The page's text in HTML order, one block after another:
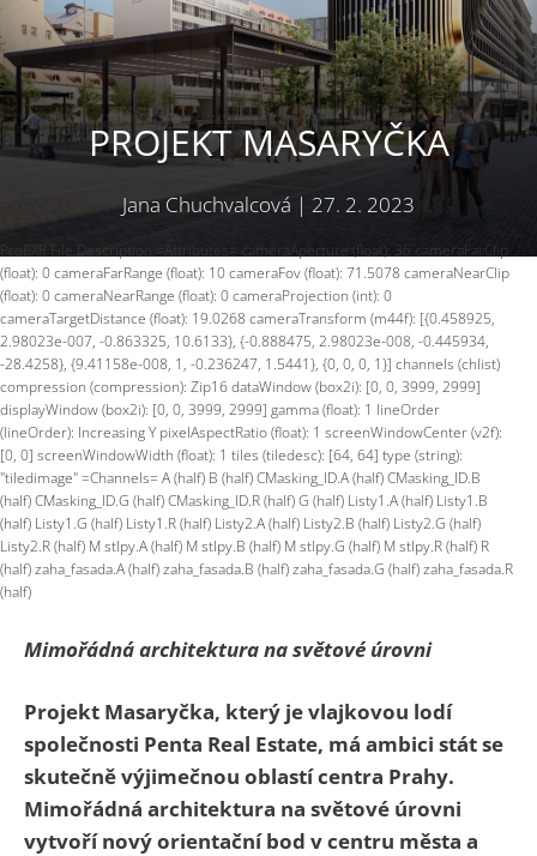
PROJEKT MASARYČKA
Jana Chuchvalcová | 27. 2. 2023
ProEXR File Description =Attributes= cameraAperture (float): 36 cameraFarClip
(float): 0 cameraFarRange (float): 10 cameraFov (float): 71.5078 cameraNearClip
(float): 0 cameraNearRange (float): 0 cameraProjection (int): 0
cameraTargetDistance (float): 19.0268 cameraTransform (m44f): [{0.458925,
2.98023e-007, -0.863325, 10.6133}, {-0.888475, 2.98023e-008, -0.445934,
-28.4258}, {9.41158e-008, 1, -0.236247, 1.5441}, {0, 0, 0, 1}] channels (chlist)
compression (compression): Zip16 dataWindow (box2i): [0, 0, 3999, 2999]
displayWindow (box2i): [0, 0, 3999, 2999] gamma (float): 1 lineOrder
(lineOrder): Increasing Y pixelAspectRatio (float): 1 screenWindowCenter (v2f):
[0, 0] screenWindowWidth (float): 1 tiles (tiledesc): [64, 64] type (string):
"tiledimage" =Channels= A (half) B (half) CMasking_ID.A (half) CMasking_ID.B
(half) CMasking_ID.G (half) CMasking_ID.R (half) G (half) Listy1.A (half) Listy1.B
(half) Listy1.G (half) Listy1.R (half) Listy2.A (half) Listy2.B (half) Listy2.G (half)
Listy2.R (half) M stlpy.A (half) M stlpy.B (half) M stlpy.G (half) M stlpy.R (half) R
(half) zaha_fasada.A (half) zaha_fasada.B (half) zaha_fasada.G (half) zaha_fasada.R
(half)
Mimořádná architektura na světové úrovni
Projekt Masaryčka, který je vlajkovou lodí
společnosti Penta Real Estate, má ambici stát se
skutečně výjimečnou oblastí centra Prahy.
Mimořádná architektura na světové úrovni
vytvoří nový orientační bod v centru města a